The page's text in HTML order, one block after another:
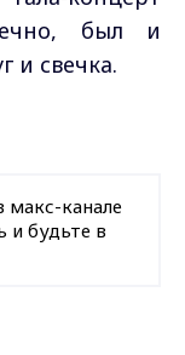
был и
и свечка.
макс-канале
и будьте в